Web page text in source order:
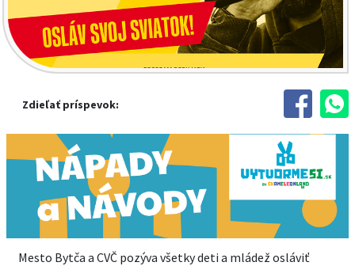
Zdieľať príspevok:
Mesto Bytča a CVČ pozýva všetky deti a mládež osláviť